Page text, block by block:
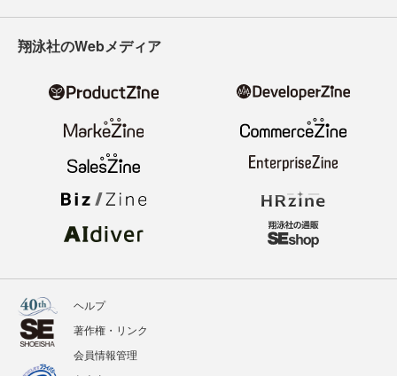
翔泳社のWebメディア
ヘルプ
著作権・リンク
会員情報管理